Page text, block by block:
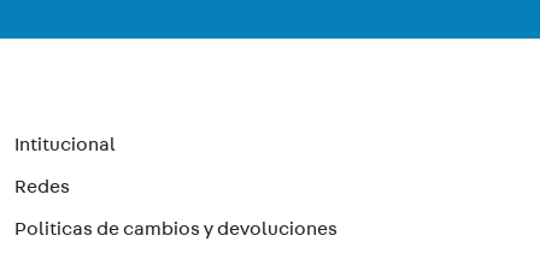
Intitucional
Redes
Politicas de cambios y devoluciones